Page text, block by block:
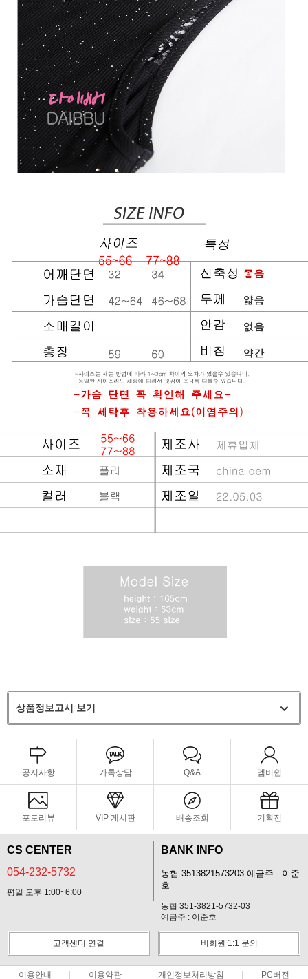
상품정보고시 보기
공지사항 카톡상담 Q&A 멤버쉽
포토리뷰 VIP 게시판 배송조회 기획전
CS CENTER
054-232-5732
평일 오후 1:00~6:00
BANK INFO
농협 3513821573203 예금주 : 이준
호
농협 351-3821-5732-03
예금주 : 이준호
고객센터 연결 비회원 1:1 문의
이용안내 이용약관 개인정보처리방침 PC버전